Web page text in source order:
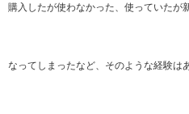
購入したが使わなかった、使っていたが
なってしまったなど、そのような経験は